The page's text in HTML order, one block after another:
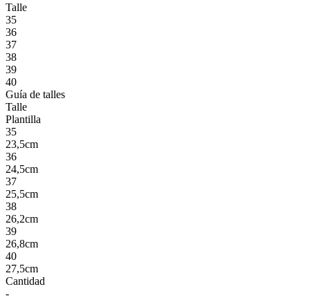
Talle
35
36
37
38
39
40
Guía de talles
Talle
Plantilla
35
23,5cm
36
24,5cm
37
25,5cm
38
26,2cm
39
26,8cm
40
27,5cm
Cantidad
-